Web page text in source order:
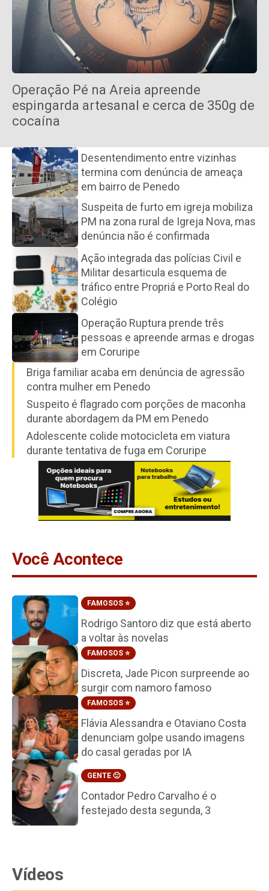
Operação Pé na Areia apreende
espingarda artesanal e cerca de 350g de
cocaína
Desentendimento entre vizinhas
termina com denúncia de ameaça
em bairro de Penedo
Suspeita de furto em igreja mobiliza
PM na zona rural de Igreja Nova, mas
denúncia não é confirmada
Ação integrada das polícias Civil e
Militar desarticula esquema de
tráfico entre Propriá e Porto Real do
Colégio
Operação Ruptura prende três
pessoas e apreende armas e drogas
em Coruripe
Briga familiar acaba em denúncia de agressão
contra mulher em Penedo
Suspeito é flagrado com porções de maconha
durante abordagem da PM em Penedo
Adolescente colide motocicleta em viatura
durante tentativa de fuga em Coruripe
Você Acontece
FAMOSOS ⭐️
Rodrigo Santoro diz que está aberto
a voltar às novelas
FAMOSOS ⭐️
Discreta, Jade Picon surpreende ao
surgir com namoro famoso
FAMOSOS ⭐️
Flávia Alessandra e Otaviano Costa
denunciam golpe usando imagens
do casal geradas por IA
GENTE 🙂
Contador Pedro Carvalho é o
festejado desta segunda, 3
Vídeos